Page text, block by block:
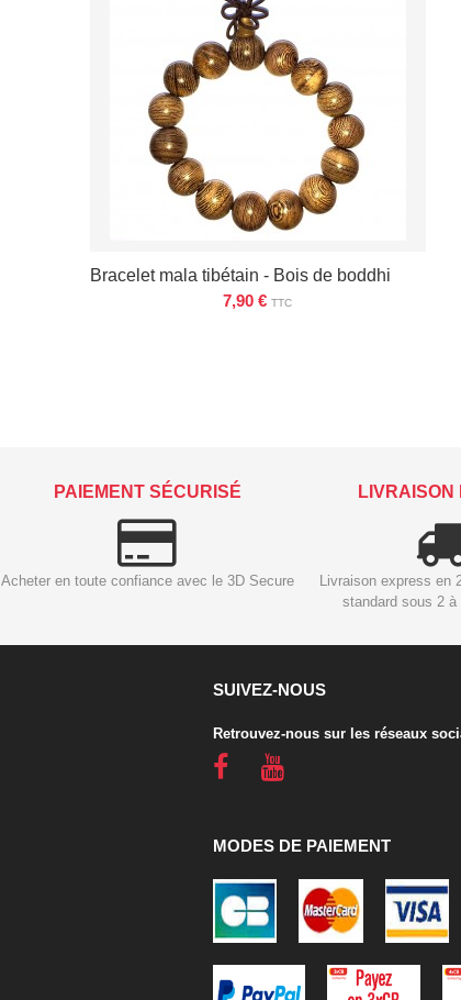
Bracelet mala tibétain - Bois de boddhi
7,90 € TTC
PAIEMENT SÉCURISÉ
Acheter en toute confiance avec le 3D Secure
LIVRAISON
Livraison express en
standard sous 2 à
SUIVEZ-NOUS
Retrouvez-nous sur les réseaux
MODES DE PAIEMENT